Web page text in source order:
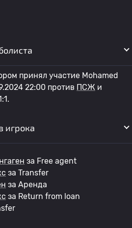
принял участие Mohamed
22:00 против ПСЖ и
игрока
за Free agent
за Transfer
за Аренда
за Return from loan